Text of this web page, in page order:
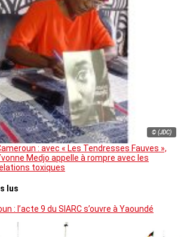
© (JDC)
: avec « Les Tendresses Fauves »,
Medjo appelle à rompre avec les
toxiques
lus
: l’acte 9 du SIARC s’ouvre à Yaoundé